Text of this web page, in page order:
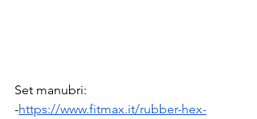
Set manubri:
-https://www.fitmax.it/rubber-hex-